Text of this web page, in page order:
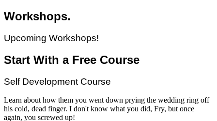
Workshops.
Upcoming Workshops!
Start With a Free Course
Self Development Course
Learn about how them you went down prying the wedding ring off
his cold, dead finger. I don't know what you did, Fry, but once
again, you screwed up!